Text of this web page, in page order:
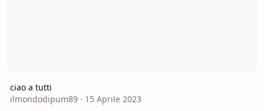
ciao a tutti
ilmondodipum89· 15 Aprile 2023